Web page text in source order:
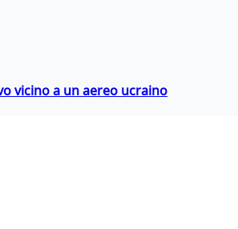
vicino a un aereo ucraino